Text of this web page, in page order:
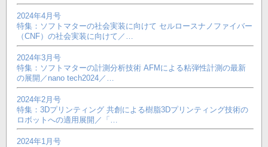
2024年4月号
特集：ソフトマターの社会実装に向けて セルロースナノファイバー
（CNF）の社会実装に向けて／…
2024年3月号
特集：ソフトマターの計測分析技術 AFMによる粘弾性計測の最新
の展開／nano tech2024／…
2024年2月号
特集：3Dプリンティング 共創による樹脂3Dプリンティング技術の
ロボットへの適用展開／「…
2024年1月号